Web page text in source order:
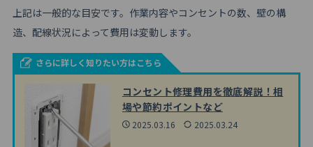
上記は一般的な目安です。作業内容やコンセントの数、壁の構
造、配線状況によって費用は変動します。
さらに詳しく知りたい方はこちら
コンセント修理費用を徹底解説！相
場や節約ポイントなど
2025.03.16 2025.03.24